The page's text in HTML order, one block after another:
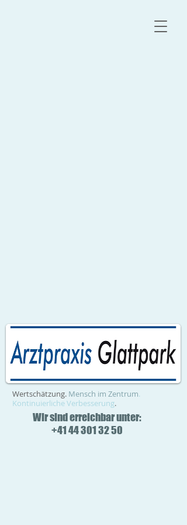
Wertschätzung. Mensch im Zentrum.
Kontinuierliche Verbesserung.
Wir sind erreichbar unter:
+41 44 301 32 50